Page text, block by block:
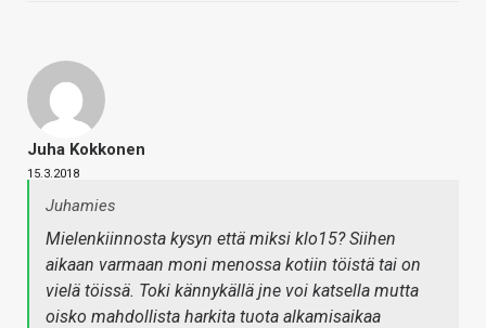
Juha Kokkonen
15.3.2018
Juhamies
Mielenkiinnosta kysyn että miksi klo15? Siihen
aikaan varmaan moni menossa kotiin töistä tai on
vielä töissä. Toki kännykällä jne voi katsella mutta
oisko mahdollista harkita tuota alkamisaikaa